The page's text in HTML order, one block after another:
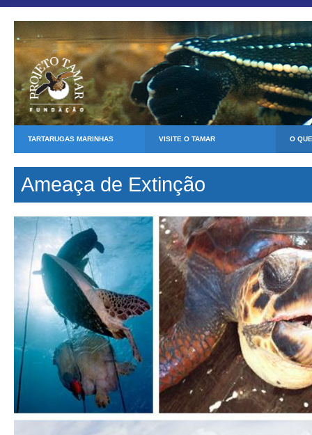
TARTARUGAS MARINHAS VISITE O TAMAR O
Ameaça de Extinção